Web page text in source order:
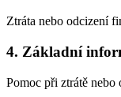
Ztráta nebo odcizení
4. Základní
Pomoc při ztrátě